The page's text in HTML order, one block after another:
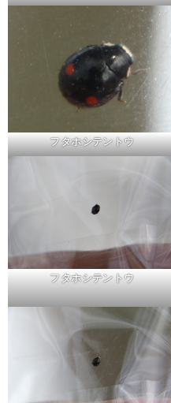
フタホシテントウ
フタホシテントウ